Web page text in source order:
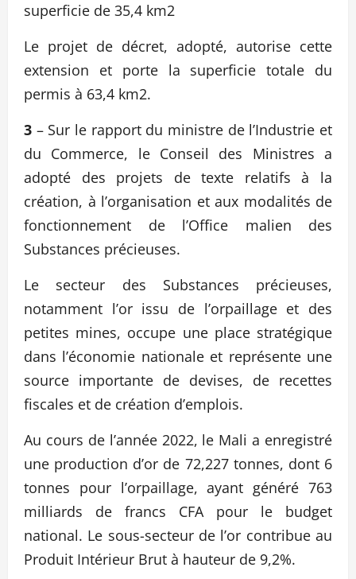
superficie de 35,4 km2
Le projet de décret, adopté, autorise cette
extension et porte la superficie totale du
permis à 63,4 km2.
3 – Sur le rapport du ministre de l’Industrie et
du Commerce, le Conseil des Ministres a
adopté des projets de texte relatifs à la
création, à l’organisation et aux modalités de
fonctionnement de l’Office malien des
Substances précieuses.
Le secteur des Substances précieuses,
notamment l’or issu de l’orpaillage et des
petites mines, occupe une place stratégique
dans l’économie nationale et représente une
source importante de devises, de recettes
fiscales et de création d’emplois.
Au cours de l’année 2022, le Mali a enregistré
une production d’or de 72,227 tonnes, dont 6
tonnes pour l’orpaillage, ayant généré 763
milliards de francs CFA pour le budget
national. Le sous-secteur de l’or contribue au
Produit Intérieur Brut à hauteur de 9,2%.